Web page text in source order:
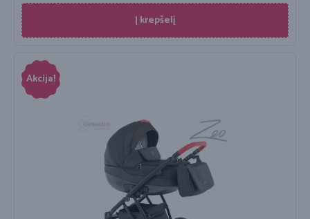
Į krepšelį
Akcija!